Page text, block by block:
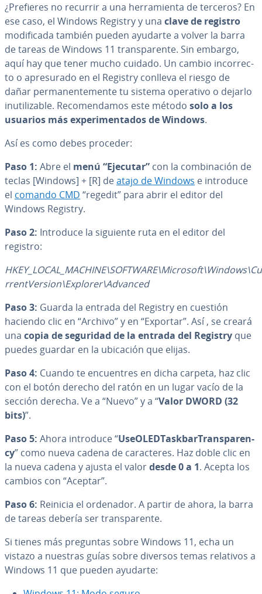
¿Prefieres no recurrir a una he­rra­mie­n­ta de terceros? En
ese caso, el Windows Registry y una clave de registro
mo­di­fi­ca­da también pueden ayudarte a volver la barra
de tareas de Windows 11 tra­n­s­pa­re­n­te. Sin embargo,
aquí hay que tener mucho cuidado. Un cambio in­co­rre­c­
to o apre­su­ra­do en el Registry conlleva el riesgo de
dañar pe­r­ma­ne­n­te­me­n­te tu sistema operativo o dejarlo
inu­ti­li­za­ble. Re­co­me­n­da­mos este método solo a los
usuarios más ex­pe­ri­me­n­ta­dos de Windows.
Así es como debes proceder:
Paso 1: Abre el menú “Ejecutar” con la co­m­bi­na­ción de
teclas [Windows] + [R] deatajo de Windows e introduce
el comando CMD “regedit” para abrir el editor del
Windows Registry.
Paso 2: Introduce la siguiente ruta en el editor del
registro:
rre­n­t­Ve­r­sion\Explorer\Advanced
Paso 3: Guarda la entrada del Registry en cuestión
haciendo clic en “Archivo” y en “Exportar”. Así , se creará
una copia de seguridad de la entrada del Registry que
puedes guardar en la ubicación que elijas.
Paso 4: Cuando te en­cue­n­tres en dicha carpeta, haz clic
con el botón derecho del ratón en un lugar vacío de la
sección derecha. Ve a “Nuevo” y a “Valor DWORD (32
bits)”.
Paso 5: Ahora introduce “UseO­LE­D­Ta­s­k­ba­r­Tra­n­s­pa­re­n­
cy” como nueva cadena de ca­ra­c­te­res. Haz doble clic en
la nueva cadena y ajusta el valordesde 0 a 1. Acepta los
cambios con “Aceptar”.
Paso 6: Reinicia el ordenador. A partir de ahora, la barra
de tareas debería ser tra­n­s­pa­re­n­te.
Si tienes más preguntas sobre Windows 11, echa un
vistazo a nuestras guías sobre diversos temas relativos a
Windows 11 que pueden ayudarte: